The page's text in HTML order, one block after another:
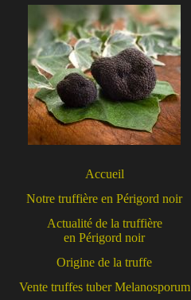
Accueil
Notre truffière en Périgord noir
Actualité de la truffière
en Périgord noir
Origine de la truffe
Vente truffes tuber Melanosporum